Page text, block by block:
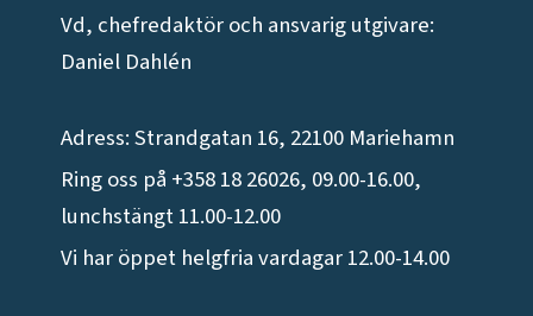
Vd, chefredaktör och ansvarig utgivare:
Daniel Dahlén
Adress: Strandgatan 16, 22100 Mariehamn
Ring oss på +358 18 26026, 09.00-16.00,
lunchstängt 11.00-12.00
Vi har öppet helgfria vardagar 12.00-14.00